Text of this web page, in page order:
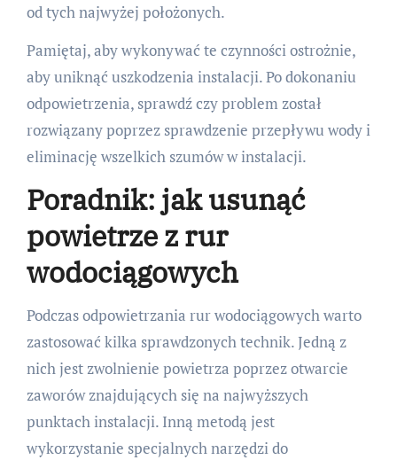
od tych najwyżej położonych.
Pamiętaj, aby wykonywać te czynności ostrożnie,
aby uniknąć uszkodzenia instalacji. Po dokonaniu
odpowietrzenia, sprawdź czy problem został
rozwiązany poprzez sprawdzenie przepływu wody i
eliminację wszelkich szumów w instalacji.
Poradnik: jak usunąć
powietrze z rur
wodociągowych
Podczas odpowietrzania rur wodociągowych warto
zastosować kilka sprawdzonych technik. Jedną z
nich jest zwolnienie powietrza poprzez otwarcie
zaworów znajdujących się na najwyższych
punktach instalacji. Inną metodą jest
wykorzystanie specjalnych narzędzi do